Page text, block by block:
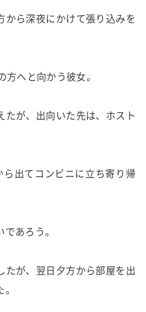
から深夜にかけて張り込みを
へと向かう彼女。
たが、出向いた先は、ホスト
出てコンビニに立ち寄り帰
あろう。
たが、翌日夕方から部屋を出